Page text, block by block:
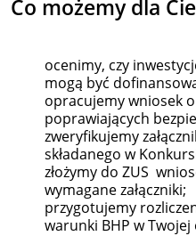
Co możemydla
ocenimy, czy
mogą być
opracujemy wniosek
poprawiających
zweryfikujemy
składanego w
złożymy do ZUS
wymagane załączniki;
przygotujemy
warunki BHP w Twojej